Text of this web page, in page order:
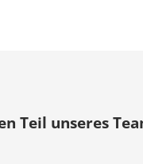
Teil unseres